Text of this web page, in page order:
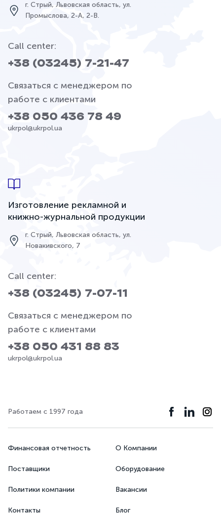
г. Стрый, Львовская область, ул.
Промыслова, 2-А, 2-В.
Call center:
+38 (03245) 7-21-47
Связаться с менеджером по
работе с клиентами
+38 050 436 78 49
ukrpol@ukrpol.ua
Изготовление рекламной и
книжно-журнальной продукции
г. Стрый, Львовская область, ул.
Новакивского, 7
Call center:
+38 (03245) 7-07-11
Связаться с менеджером по
работе с клиентами
+38 050 431 88 83
ukrpol@ukrpol.ua
Работаем с 1997 года
Финансовая отчетность
Поставщики
Политики компании
Контакты
О Компании
Оборудование
Вакансии
Блог